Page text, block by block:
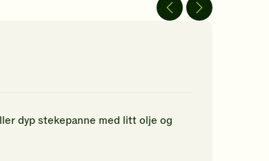
vurdering.
5
dyp stekepanne med litt olje og